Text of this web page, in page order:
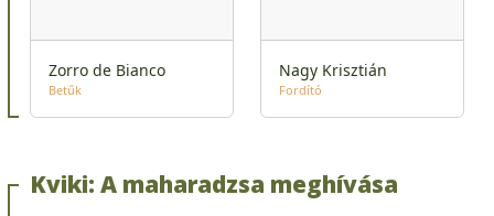
Zorro de Bianco
Betűk
Nagy Krisztián
Fordító
Kviki: A maharadzsa meghívása